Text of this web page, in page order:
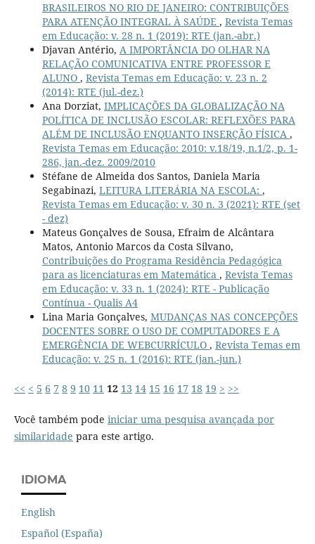
BRASILEIROS NO RIO DE JANEIRO: CONTRIBUIÇÕES
PARA ATENÇÃO INTEGRAL À SAÚDE , Revista Temas
em Educação: v. 28 n. 1 (2019): RTE (jan.-abr.)
Djavan Antério, A IMPORTÂNCIA DO OLHAR NA
RELAÇÃO COMUNICATIVA ENTRE PROFESSOR E
ALUNO , Revista Temas em Educação: v. 23 n. 2
(2014): RTE (jul.-dez.)
Ana Dorziat, IMPLICAÇÕES DA GLOBALIZAÇÃO NA
POLÍTICA DE INCLUSÃO ESCOLAR: REFLEXÕES PARA
ALÉM DE INCLUSÃO ENQUANTO INSERÇÃO FÍSICA ,
Revista Temas em Educação: 2010: v.18/19, n.1/2, p. 1-
286, jan.-dez. 2009/2010
Stéfane de Almeida dos Santos, Daniela Maria
Segabinazi, LEITURA LITERÁRIA NA ESCOLA: ,
Revista Temas em Educação: v. 30 n. 3 (2021): RTE (set
- dez)
Mateus Gonçalves de Sousa, Efraim de Alcântara
Matos, Antonio Marcos da Costa Silvano,
Contribuições do Programa Residência Pedagógica
para as licenciaturas em Matemática , Revista Temas
em Educação: v. 33 n. 1 (2024): RTE - Publicação
Contínua - Qualis A4
Lina Maria Gonçalves, MUDANÇAS NAS CONCEPÇÕES
DOCENTES SOBRE O USO DE COMPUTADORES E A
EMERGÊNCIA DE WEBCURRÍCULO , Revista Temas em
Educação: v. 25 n. 1 (2016): RTE (jan.-jun.)
<< < 5 6 7 8 9 10 11 12 13 14 15 16 17 18 19 > >>
Você também pode iniciar uma pesquisa avançada por
similaridade para este artigo.
IDIOMA
English
Español (España)